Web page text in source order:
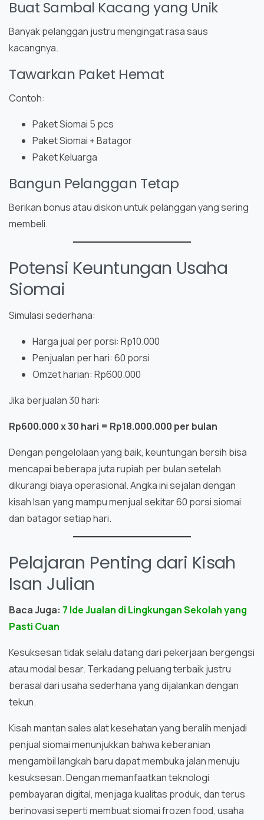
Buat Sambal Kacang yang Unik
Banyak pelanggan justru mengingat rasa saus
kacangnya.
Tawarkan Paket Hemat
Contoh:
Paket Siomai 5 pcs
Paket Siomai + Batagor
Paket Keluarga
Bangun Pelanggan Tetap
Berikan bonus atau diskon untuk pelanggan yang sering
membeli.
Potensi Keuntungan Usaha
Siomai
Simulasi sederhana:
Harga jual per porsi: Rp10.000
Penjualan per hari: 60 porsi
Omzet harian: Rp600.000
Jika berjualan 30 hari:
Rp600.000 x 30 hari = Rp18.000.000 per bulan
Dengan pengelolaan yang baik, keuntungan bersih bisa
mencapai beberapa juta rupiah per bulan setelah
dikurangi biaya operasional. Angka ini sejalan dengan
kisah Isan yang mampu menjual sekitar 60 porsi siomai
dan batagor setiap hari.
Pelajaran Penting dari Kisah
Isan Julian
Baca Juga: 7 Ide Jualan di Lingkungan Sekolah yang
Pasti Cuan
Kesuksesan tidak selalu datang dari pekerjaan bergengsi
atau modal besar. Terkadang peluang terbaik justru
berasal dari usaha sederhana yang dijalankan dengan
tekun.
Kisah mantan sales alat kesehatan yang beralih menjadi
penjual siomai menunjukkan bahwa keberanian
mengambil langkah baru dapat membuka jalan menuju
kesuksesan. Dengan memanfaatkan teknologi
pembayaran digital, menjaga kualitas produk, dan terus
berinovasi seperti membuat siomai frozen food, usaha